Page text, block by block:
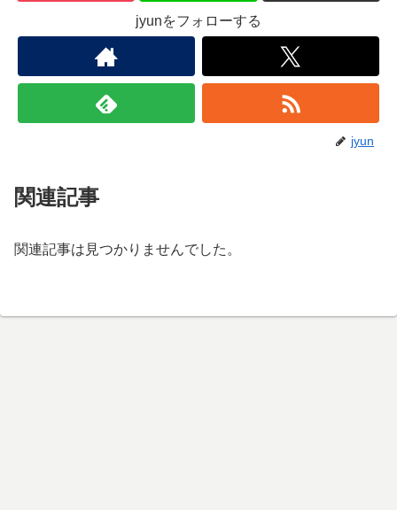
jyunをフォローする
jyun
関連記事
関連記事は見つかりませんでした。